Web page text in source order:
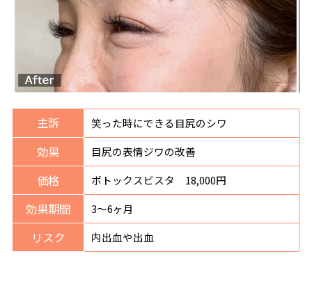
主訴 笑った時にできる目尻のシワ
効果 目尻の表情ジワの改善
価格 ボトックスビスタ 18,000円
効果期間 3〜6ヶ月
リスク 内出血や出血